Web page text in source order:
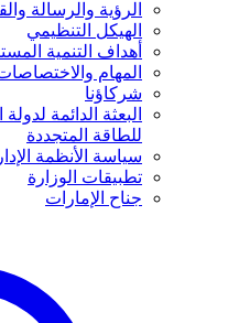
الرؤية والرسالة
الهيكل التنظيمي
أهداف التنمية
المهام
شركاؤنا
البعثة الدائمة
للطاقة المتجددة
سياسة الأنظمة
تطبيقات الوزارة
جناح الإمارات